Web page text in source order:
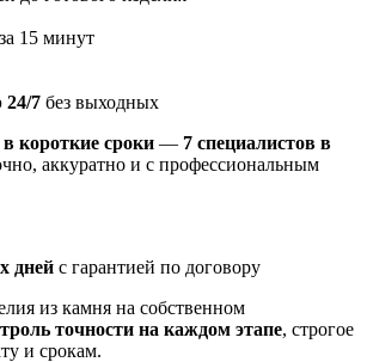
за 15 минут
24/7 без выходных
в короткие сроки — 7 специалистов в
аккуратно и с профессиональным
дней с гарантией по договору
из камня на собственном
точности на каждом этапе, строгое
и срокам.